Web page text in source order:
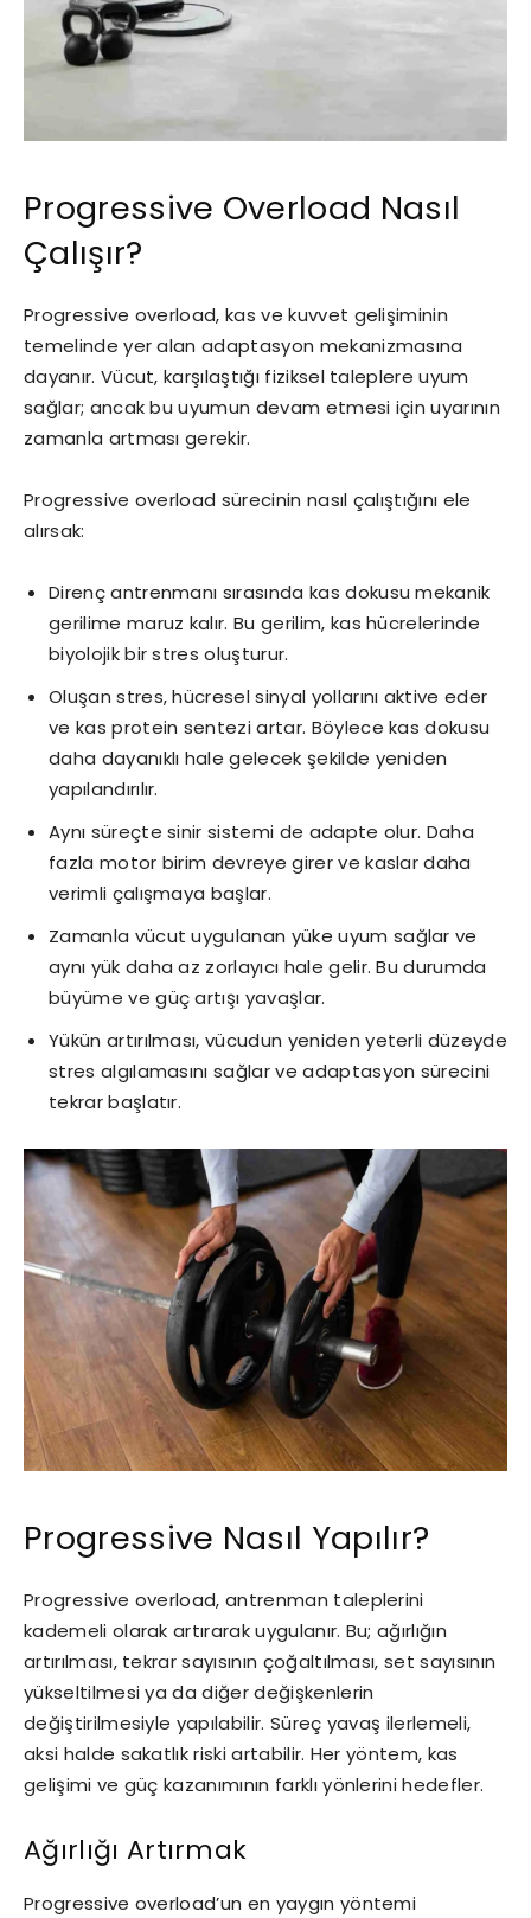
Progressive Overload Nasıl
Çalışır?
Progressive overload, kas ve kuvvet gelişiminin
temelinde yer alan adaptasyon mekanizmasına
dayanır. Vücut, karşılaştığı fiziksel taleplere uyum
sağlar; ancak bu uyumun devam etmesi için uyarının
zamanla artması gerekir.
Progressive overload sürecinin nasıl çalıştığını ele
alırsak:
Direnç antrenmanı sırasında kas dokusu mekanik
gerilime maruz kalır. Bu gerilim, kas hücrelerinde
biyolojik bir stres oluşturur.
Oluşan stres, hücresel sinyal yollarını aktive eder
ve kas protein sentezi artar. Böylece kas dokusu
daha dayanıklı hale gelecek şekilde yeniden
yapılandırılır.
Aynı süreçte sinir sistemi de adapte olur. Daha
fazla motor birim devreye girer ve kaslar daha
verimli çalışmaya başlar.
Zamanla vücut uygulanan yüke uyum sağlar ve
aynı yük daha az zorlayıcı hale gelir. Bu durumda
büyüme ve güç artışı yavaşlar.
Yükün artırılması, vücudun yeniden yeterli düzeyde
stres algılamasını sağlar ve adaptasyon sürecini
tekrar başlatır.
Progressive Nasıl Yapılır?
Progressive overload, antrenman taleplerini
kademeli olarak artırarak uygulanır. Bu; ağırlığın
artırılması, tekrar sayısının çoğaltılması, set sayısının
yükseltilmesi ya da diğer değişkenlerin
değiştirilmesiyle yapılabilir. Süreç yavaş ilerlemeli,
aksi halde sakatlık riski artabilir. Her yöntem, kas
gelişimi ve güç kazanımının farklı yönlerini hedefler.
Ağırlığı Artırmak
Progressive overload’un en yaygın yöntemi